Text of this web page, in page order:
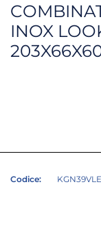
INOX
Codice: KGN39VLE